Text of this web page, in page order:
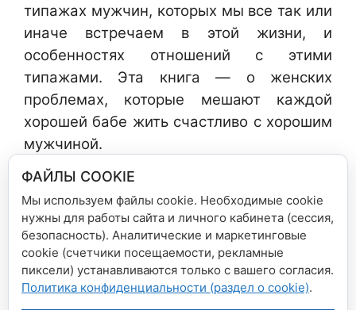
типажах мужчин, которых мы все так или
иначе встречаем в этой жизни, и
особенностях отношений с этими
типажами. Эта книга — о женских
проблемах, которые мешают каждой
хорошей бабе жить счастливо с хорошим
мужчиной.
Рубрики
Новости сети магазинов
Скидка 20% в Дом Книги
ФАЙЛЫ COOKIE
Мы используем файлы cookie. Необходимые cookie
нужны для работы сайта и личного кабинета (сессия,
безопасность). Аналитические и маркетинговые
cookie (счетчики посещаемости, рекламные
пиксели) устанавливаются только с вашего согласия.
Политика конфиденциальности (раздел о cookie).